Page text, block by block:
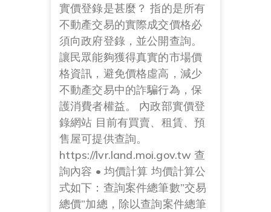
實價登錄是甚麼？ 指的是所有
不動產交易的實際成交價格必
須向政府登錄，並公開查詢。
讓民眾能夠獲得真實的市場價
格資訊，避免價格虛高，減少
不動產交易中的詐騙行為，保
護消費者權益。 內政部實價登
錄網站 目前有買賣、租賃、預
售屋可提供查詢。
https://lvr.land.moi.gov.tw 查
詢內容 • 均價計算 均價計算公
式如下：查詢案件總筆數”交易
總價”加總，除以查詢案件總筆